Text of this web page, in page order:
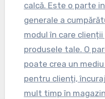
calcă. Este o parte
generale a
modul în care
produsele tale. O
poate crea un
pentru clienți,
mult timp în